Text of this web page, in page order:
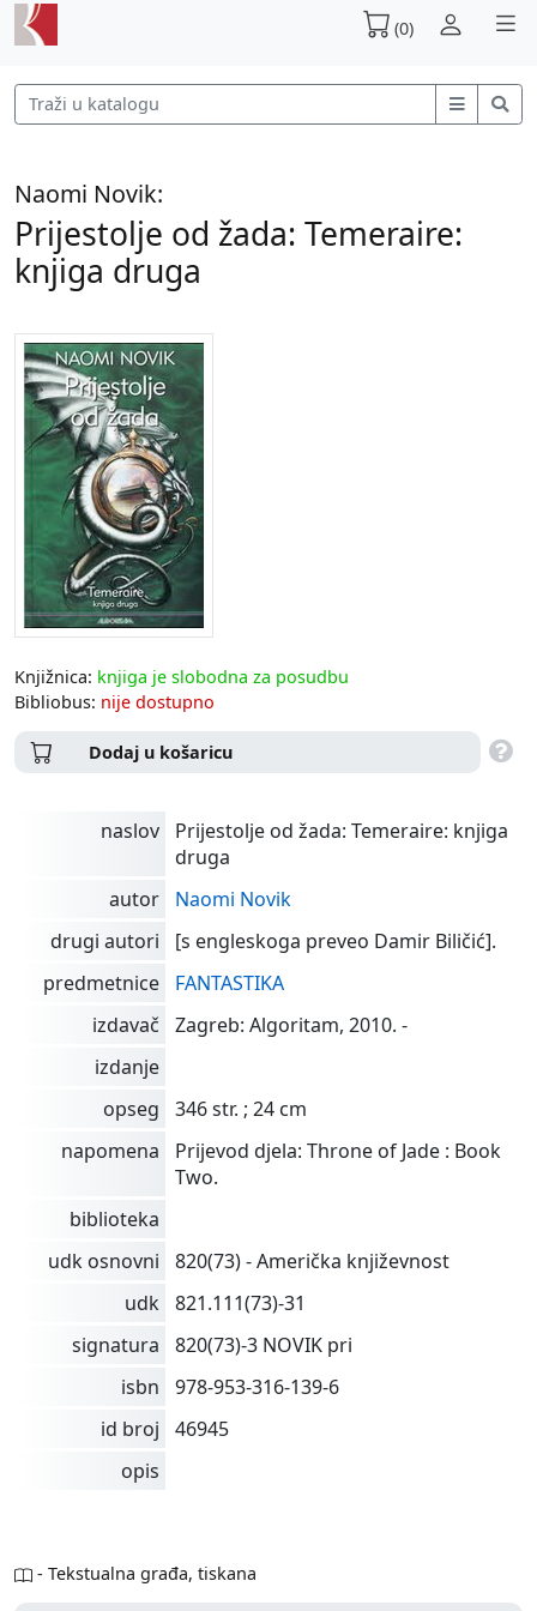
(0)
Naomi Novik:
Prijestolje od žada: Temeraire:
knjiga druga
Knjižnica: knjiga je slobodna za posudbu
Bibliobus: nije dostupno
Dodaj u košaricu
naslov
Prijestolje od žada: Temeraire: knjiga
druga
autor
Naomi Novik
drugi autori
[s engleskoga preveo Damir Biličić].
predmetnice
FANTASTIKA
izdavač
Zagreb: Algoritam, 2010. -
izdanje
opseg
346 str. ; 24 cm
napomena
Prijevod djela: Throne of Jade : Book
Two.
biblioteka
udk osnovni
820(73) - Američka književnost
udk 821.111(73)-31
signatura
820(73)-3 NOVIK pri
isbn
978-953-316-139-6
id broj
46945
opis
- Tekstualna građa, tiskana